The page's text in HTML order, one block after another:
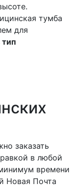
тумба
для
заказать
в любой
времени
Новая Почта